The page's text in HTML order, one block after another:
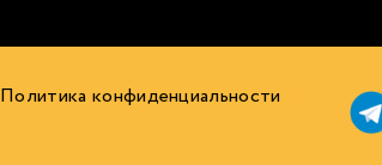
Политика конфиденциальности